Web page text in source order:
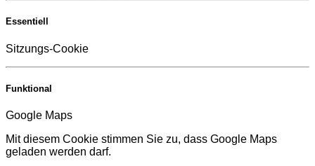
Essentiell
Sitzungs-Cookie
Funktional
Google Maps
Mit diesem Cookie stimmen Sie zu, dass Google Maps
geladen werden darf.